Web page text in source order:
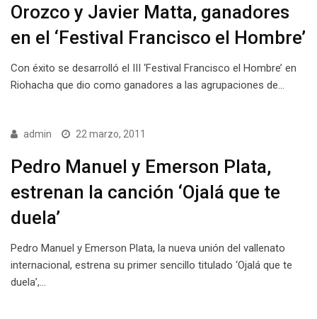
Orozco y Javier Matta, ganadores
en el ‘Festival Francisco el Hombre’
Con éxito se desarrolló el III ‘Festival Francisco el Hombre’ en
Riohacha que dio como ganadores a las agrupaciones de…
admin 22 marzo, 2011
Pedro Manuel y Emerson Plata,
estrenan la canción ‘Ojalá que te
duela’
Pedro Manuel y Emerson Plata, la nueva unión del vallenato
internacional, estrena su primer sencillo titulado ‘Ojalá que te
duela’,…